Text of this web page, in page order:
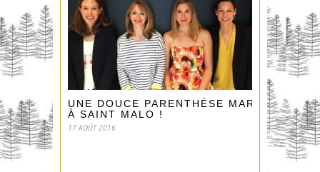
UNE DOUCE PARENTHÈSE MARINE
À SAINT MALO !
17 AOÛT 2016